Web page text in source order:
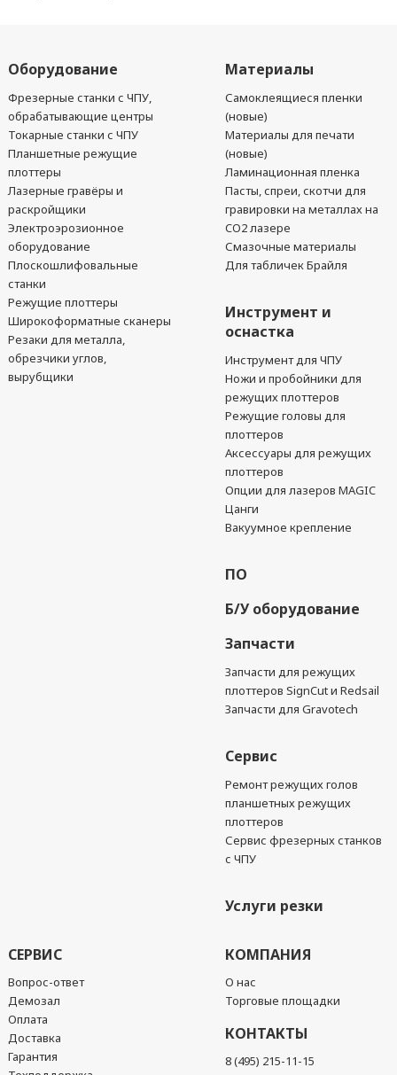
Оборудование
Фрезерные станки с ЧПУ,
обрабатывающие центры
Токарные станки с ЧПУ
Планшетные режущие
плоттеры
Лазерные гравёры и
раскройщики
Электроэрозионное
оборудование
Плоскошлифовальные
станки
Режущие плоттеры
Широкоформатные сканеры
Резаки для металла,
обрезчики углов,
вырубщики
Материалы
Самоклеящиеся пленки
(новые)
Материалы для печати
(новые)
Ламинационная пленка
Пасты, спреи, скотчи для
гравировки на металлах на
CO2 лазере
Смазочные материалы
Для табличек Брайля
Инструмент и
оснастка
Инструмент для ЧПУ
Ножи и пробойники для
режущих плоттеров
Режущие головы для
плоттеров
Аксессуары для режущих
плоттеров
Опции для лазеров MAGIC
Цанги
Вакуумное крепление
ПО
Б/У оборудование
Запчасти
Запчасти для режущих
плоттеров SignCut и Redsail
Запчасти для Gravotech
Сервис
Ремонт режущих голов
планшетных режущих
плоттеров
Сервис фрезерных станков
с ЧПУ
Услуги резки
СЕРВИС
Вопрос-ответ
Демозал
Оплата
Доставка
Гарантия
КОМПАНИЯ
О нас
Торговые площадки
КОНТАКТЫ
8 (495) 215-11-15